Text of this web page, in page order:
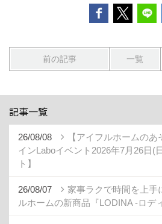
前の記事 一覧
記事一覧
26/08/08
【アイフルホームの
インLaboイベント2026年7月26日(
ト】
26/08/07
家事ラクで時間を上手
ルホームの新商品『LODINA -ロデ